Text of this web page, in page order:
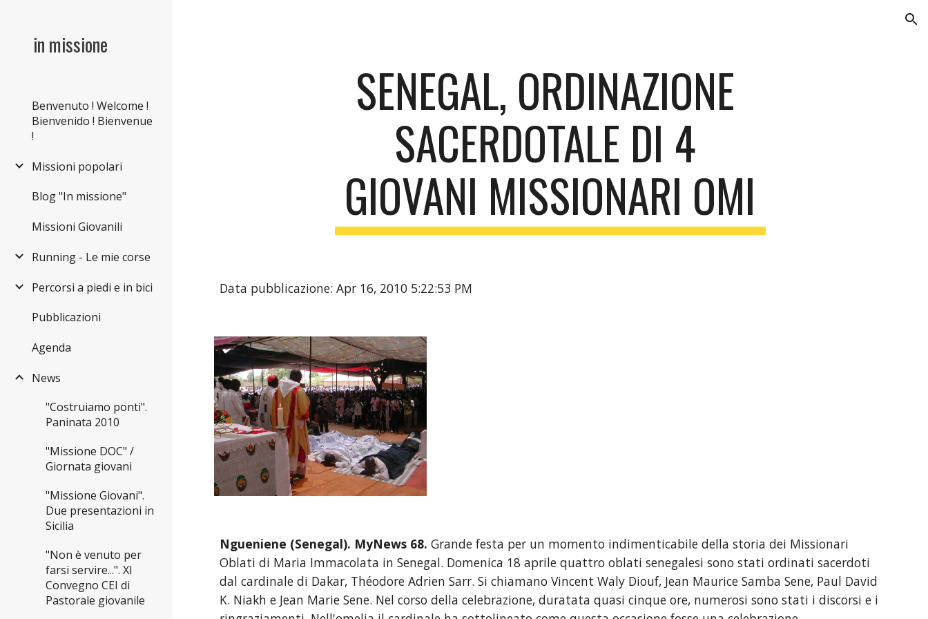
in missione
Benvenuto ! Welcome !
Bienvenido ! Bienvenue
!
Missioni popolari
Blog "In missione"
Missioni Giovanili
Running - Le mie corse
Percorsi a piedi e in bici
Pubblicazioni
Agenda
News
"Costruiamo ponti".
Paninata 2010
"Missione DOC" /
Giornata giovani
"Missione Giovani".
Due presentazioni in
Sicilia
"Non è venuto per
farsi servire...". XI
Convegno CEI di
Pastorale giovanile
SENEGAL, ORDINAZIONE
SACERDOTALE DI 4
GIOVANI MISSIONARI OMI
Data pubblicazione: Apr 16, 2010 5:22:53 PM
Ngueniene (Senegal). MyNews 68. Grande festa per un momento indimenticabile della storia dei Missionari
Oblati di Maria Immacolata in Senegal. Domenica 18 aprile quattro oblati senegalesi sono stati ordinati sacerdoti
dal cardinale di Dakar, Théodore Adrien Sarr. Si chiamano Vincent Waly Diouf, Jean Maurice Samba Sene, Paul David
K. Niakh e Jean Marie Sene. Nel corso della celebrazione, duratata quasi cinque ore, numerosi sono stati i discorsi e i